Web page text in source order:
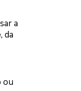
a
da
ou